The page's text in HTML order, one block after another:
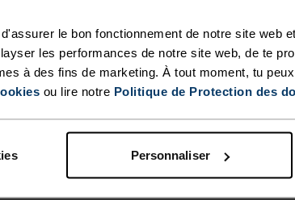
le bon fonctionnement de notre site web
les performances de notre site web, de te
à des fins de marketing. À tout moment, tu
ou lire notre Politique de Protection des
Personnaliser
pour garder une
ÉLEVÉ
TYPE